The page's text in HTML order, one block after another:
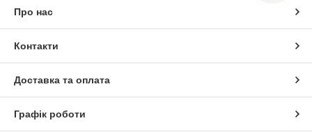
Про нас
Контакти
Доставка та оплата
Графік роботи